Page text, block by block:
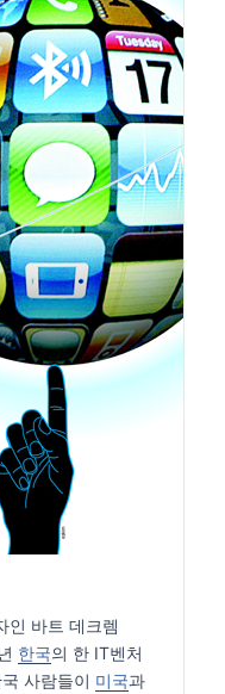
인 바트 데크렘
한국의 한 IT벤처
사람들이 미국과